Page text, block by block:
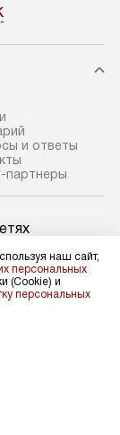
и ответы
партнеры
наш сайт,
персональных
(Cookie) и
персональных